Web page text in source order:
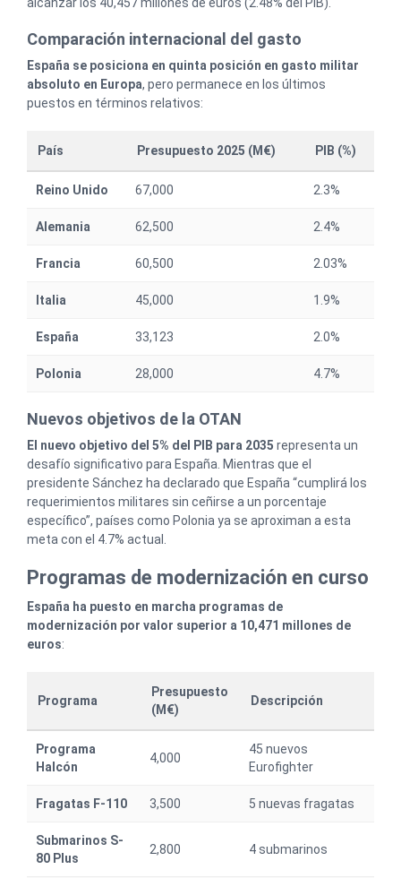
Comparación internacional del gasto
España se posiciona en quinta posición en gasto militar
absoluto en Europa, pero permanece en los últimos
puestos en términos relativos:
País Presupuesto 2025 (M€) PIB (%)
Reino Unido 67,000 2.3%
Alemania 62,500 2.4%
Francia 60,500 2.03%
Italia 45,000 1.9%
España 33,123 2.0%
Polonia 28,000 4.7%
Nuevos objetivos de la OTAN
El nuevo objetivo del 5% del PIB para 2035 representa un
desafío significativo para España. Mientras que el
presidente Sánchez ha declarado que España “cumplirá los
requerimientos militares sin ceñirse a un porcentaje
específico”, países como Polonia ya se aproximan a esta
meta con el 4.7% actual.
Programas de modernización en curso
España ha puesto en marcha programas de
modernización por valor superior a 10,471 millones de
euros:
Programa
Presupuesto
(M€)
Descripción
Programa
Halcón
4,000
45 nuevos
Eurofighter
Fragatas F-110 3,500 5 nuevas fragatas
Submarinos S-
80 Plus
2,800 4 submarinos